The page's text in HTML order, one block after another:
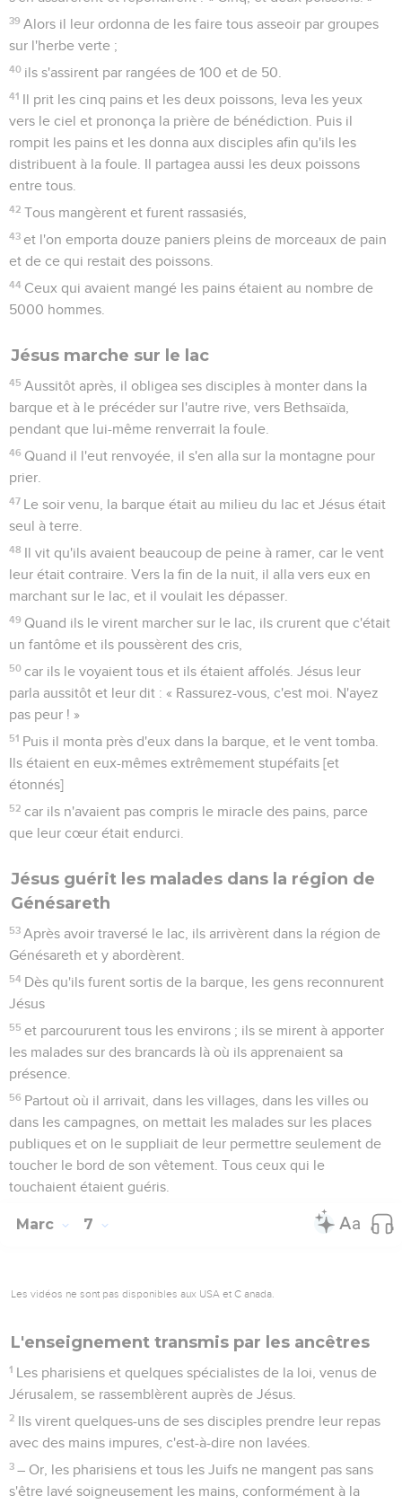
39 Alors il leur ordonna de les faire tous asseoir par groupes
sur l'herbe verte ;
40 ils s'assirent par rangées de 100 et de 50.
41 Il prit les cinq pains et les deux poissons, leva les yeux
vers le ciel et prononça la prière de bénédiction. Puis il
rompit les pains et les donna aux disciples afin qu'ils les
distribuent à la foule. Il partagea aussi les deux poissons
entre tous.
42 Tous mangèrent et furent rassasiés,
43 et l'on emporta douze paniers pleins de morceaux de pain
et de ce qui restait des poissons.
44 Ceux qui avaient mangé les pains étaient au nombre de
5000 hommes.
Jésus marche sur le lac
45 Aussitôt après, il obligea ses disciples à monter dans la
barque et à le précéder sur l'autre rive, vers Bethsaïda,
pendant que lui-même renverrait la foule.
46 Quand il l'eut renvoyée, il s'en alla sur la montagne pour
prier.
47 Le soir venu, la barque était au milieu du lac et Jésus était
seul à terre.
48 Il vit qu'ils avaient beaucoup de peine à ramer, car le vent
leur était contraire. Vers la fin de la nuit, il alla vers eux en
marchant sur le lac, et il voulait les dépasser.
49 Quand ils le virent marcher sur le lac, ils crurent que c'était
un fantôme et ils poussèrent des cris,
50 car ils le voyaient tous et ils étaient affolés. Jésus leur
parla aussitôt et leur dit : « Rassurez-vous, c'est moi. N'ayez
pas peur ! »
51 Puis il monta près d'eux dans la barque, et le vent tomba.
Ils étaient en eux-mêmes extrêmement stupéfaits [et
étonnés]
52 car ils n'avaient pas compris le miracle des pains, parce
que leur cœur était endurci.
Jésus guérit les malades dans la région de
Génésareth
53 Après avoir traversé le lac, ils arrivèrent dans la région de
Génésareth et y abordèrent.
54 Dès qu'ils furent sortis de la barque, les gens reconnurent
Jésus
55 et parcoururent tous les environs ; ils se mirent à apporter
les malades sur des brancards là où ils apprenaient sa
présence.
56 Partout où il arrivait, dans les villages, dans les villes ou
dans les campagnes, on mettait les malades sur les places
publiques et on le suppliait de leur permettre seulement de
toucher le bord de son vêtement. Tous ceux qui le
touchaient étaient guéris.
Marc 7
Les vidéos ne sont pas disponibles aux USA et C anada.
L'enseignement transmis par les ancêtres
1 Les pharisiens et quelques spécialistes de la loi, venus de
Jérusalem, se rassemblèrent auprès de Jésus.
2 Ils virent quelques-uns de ses disciples prendre leur repas
avec des mains impures, c'est-à-dire non lavées.
3 – Or, les pharisiens et tous les Juifs ne mangent pas sans
s'être lavé soigneusement les mains, conformément à la